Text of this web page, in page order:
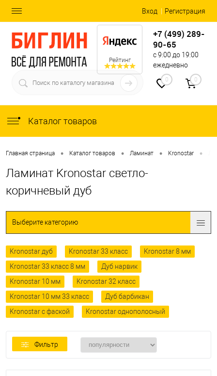
Вход Регистрация
Рейтинг
+7 (499) 289-
90-65
с 9:00 до 19:00
ежедневно
0 0
Каталог товаров
Главная страница • Каталог товаров • Ламинат • Kronostar •
Ламинат Kronostar светло-
коричневый дуб
Выберите категорию
Kronostar дуб Kronostar 33 класс
Kronostar 8 мм
Kronostar 33 класс 8 мм
Дуб нарвик
Kronostar 10 мм
Kronostar 32 класс
Kronostar 10 мм 33 класс
Дуб барбикан
Kronostar с фаской
Kronostar однополосный
Фильтр